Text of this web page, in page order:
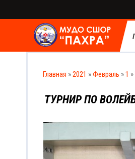
Главная »2021 »Февраль »1
ТУРНИР ПО